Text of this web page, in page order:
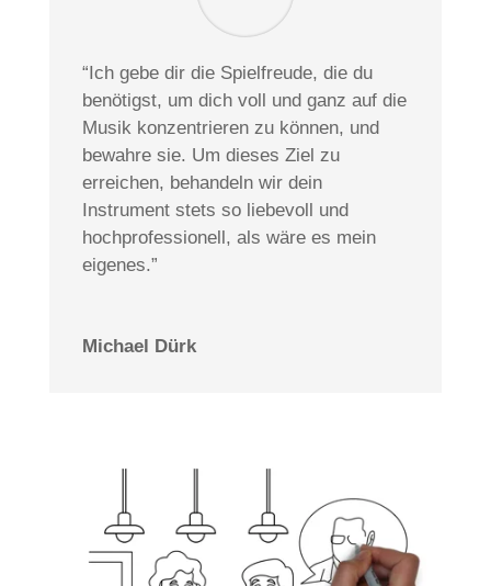
“Ich gebe dir die Spielfreude, die du
benötigst, um dich voll und ganz auf die
Musik konzentrieren zu können, und
bewahre sie. Um dieses Ziel zu
erreichen, behandeln wir dein
Instrument stets so liebevoll und
hochprofessionell, als wäre es mein
eigenes.”
Michael Dürk